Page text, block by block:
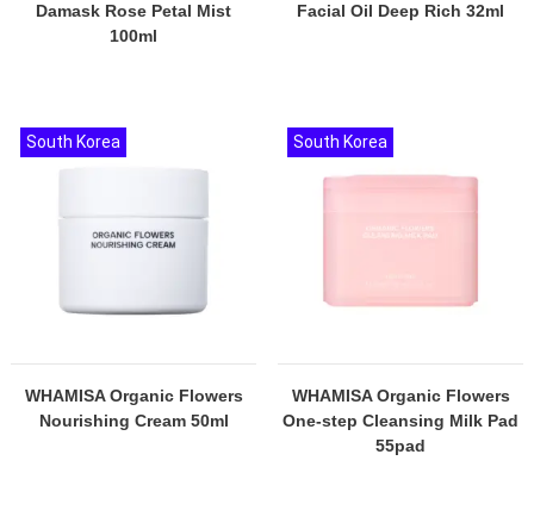
Damask Rose Petal Mist
100ml
Facial Oil Deep Rich 32ml
WHAMISA Organic Flowers
Nourishing Cream 50ml
South Korea
WHAMISA Organic Flowers
One-step Cleansing Milk Pad
55pad
South Korea